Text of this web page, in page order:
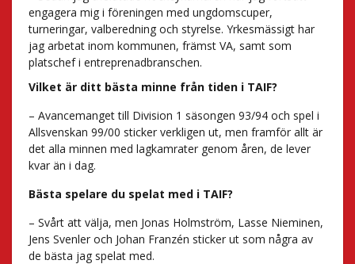
engagera mig i föreningen med ungdomscuper,
turneringar, valberedning och styrelse. Yrkesmässigt har
jag arbetat inom kommunen, främst VA, samt som
platschef i entreprenadbranschen.
Vilket är ditt bästa minne från tiden i TAIF?
– Avancemanget till Division 1 säsongen 93/94 och spel i
Allsvenskan 99/00 sticker verkligen ut, men framför allt är
det alla minnen med lagkamrater genom åren, de lever
kvar än i dag.
Bästa spelare du spelat med i TAIF?
– Svårt att välja, men Jonas Holmström, Lasse Nieminen,
Jens Svenler och Johan Franzén sticker ut som några av
de bästa jag spelat med.